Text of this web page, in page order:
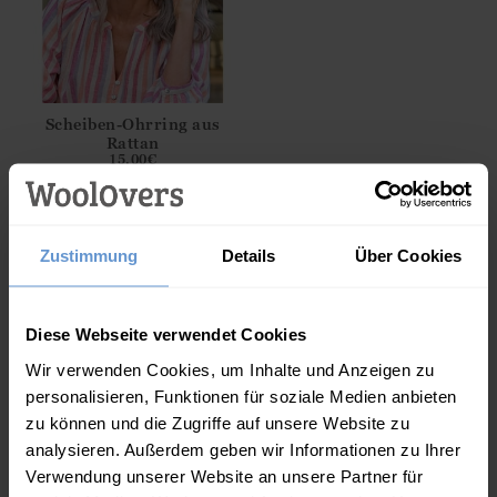
Zustimmung Details Über Cookies
Diese Webseite verwendet Cookies
Wir verwenden Cookies, um Inhalte und Anzeigen zu
personalisieren, Funktionen für soziale Medien anbieten
zu können und die Zugriffe auf unsere Website zu
analysieren. Außerdem geben wir Informationen zu Ihrer
Verwendung unserer Website an unsere Partner für
Scheiben-Ohrring aus
Rattan
15.00€
Unser Leinenkleid mit Knopfleiste und praktischen
Eigenschaften
100% Leinen
V-Ausschnitt
Knopfleiste